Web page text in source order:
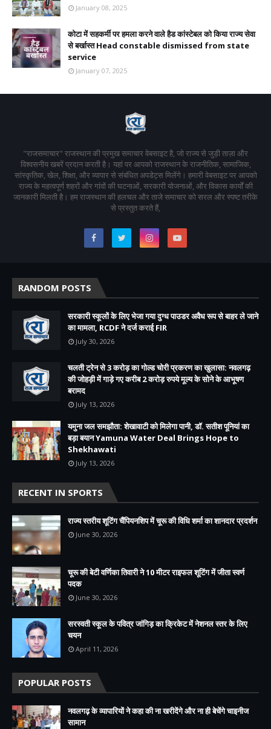
January 08, 2025
कोटा में सहकर्मी पर हमला करने वाले हैड कांस्टेबल को किया राज्य सेवा
से बर्खास्त Head constable dismissed from state
service
January 07, 2025
"राजसमाचार" राजस्थान की प्रमुख समाचार वेबसाइट है, जो राज्य से जुड़ी ताज़ा और
विश्वसनीय खबरें प्रदान करती है। यहां पर आपको राजस्थान के राजनीतिक, सामाजिक,
सांस्कृतिक, खेल, शिक्षा, और व्यापार से संबंधित अपडेट्स मिलेंगे। हमारी वेबसाइट पर आपको
राज्य के महत्वपूर्ण शहरों और गांवों की घटनाओं, सरकारी योजनाओं, और विकास कार्यों की
जानकारी मिलती है। हम राजस्थान की हलचल और ताजे समाचार को सरल और स्पष्ट तरीके
से प्रस्तुत करते हैं,
RANDOM POSTS
सरकारी स्कूलों के लिए भेजा गया दुग्ध पाउडर अवैध रूप से बाहर ले जाने
का मामला, RCDF ने दर्ज कराई FIR
July 30, 2026
चलती ट्रेन से 3 करोड़ का गोल्ड चोरी प्रकरण का खुलासा: नवलगढ़
की जोहड़ी में गाड़े गए करीब 2 करोड़ रुपये मूल्य के सोने के आभूषण
बरामद
July 13, 2026
यमुना जल समझौता: शेखावाटी को मिलेगा पानी, डॉ. सतीश पूनियां का
बड़ा बयान Yamuna Water Deal Brings Hope to
Shekhawati
July 13, 2026
RECENT IN SPORTS
राज्य स्तरीय शूटिंग चैंपियनशिप में चूरू की विधि शर्मा का शानदार प्रदर्शन
June 30, 2026
चूरू की बेटी वर्णिका तिवारी ने 10 मीटर राइफल शूटिंग में जीता स्वर्ण
पदक
June 30, 2026
सरस्वती स्कूल के पवित्र जांगिड़ का क्रिकेट में नेशनल स्तर के लिए
चयन
April 11, 2026
POPULAR POSTS
नवलगढ़ के व्यापारियों ने कहा की ना खरीदेंगे और ना ही बेचेंगे चाइनीज
सामान